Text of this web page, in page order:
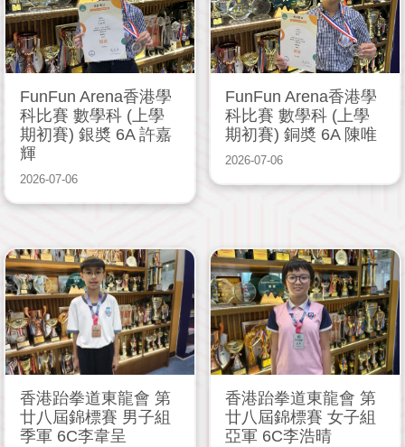
FunFun Arena香港學
科比賽 數學科 (上學
期初賽) 銀奬 6A 許嘉
輝
2026-07-06
FunFun Arena香港學
科比賽 數學科 (上學
期初賽) 銅奬 6A 陳唯
2026-07-06
香港跆拳道東龍會 第
廿八屆錦標賽 男子組
季軍 6C李韋呈
香港跆拳道東龍會 第
廿八屆錦標賽 女子組
亞軍 6C李浩晴